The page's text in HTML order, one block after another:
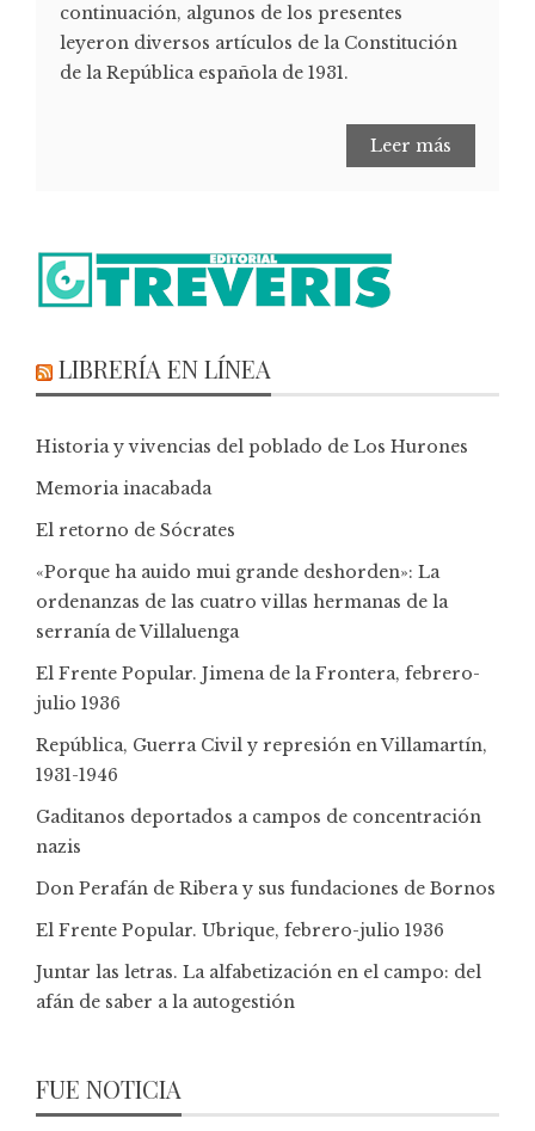
continuación, algunos de los presentes
leyeron diversos artículos de la Constitución
de la República española de 1931.
Leer más
LIBRERÍA EN LÍNEA
Historia y vivencias del poblado de Los Hurones
Memoria inacabada
El retorno de Sócrates
«Porque ha auido mui grande deshorden»: La
ordenanzas de las cuatro villas hermanas de la
serranía de Villaluenga
El Frente Popular. Jimena de la Frontera, febrero-
julio 1936
República, Guerra Civil y represión en Villamartín,
1931-1946
Gaditanos deportados a campos de concentración
nazis
Don Perafán de Ribera y sus fundaciones de Bornos
El Frente Popular. Ubrique, febrero-julio 1936
Juntar las letras. La alfabetización en el campo: del
afán de saber a la autogestión
FUE NOTICIA